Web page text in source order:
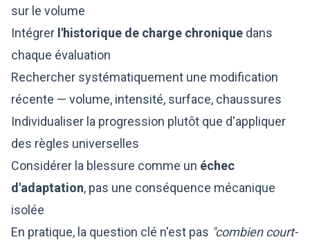
sur le volume
Intégrer l'historique de charge chronique dans
chaque évaluation
Rechercher systématiquement une modification
récente — volume, intensité, surface, chaussures
Individualiser la progression plutôt que d'appliquer
des règles universelles
Considérer la blessure comme un échec
d'adaptation, pas une conséquence mécanique
isolée
En pratique, la question clé n'est pas "combien court-